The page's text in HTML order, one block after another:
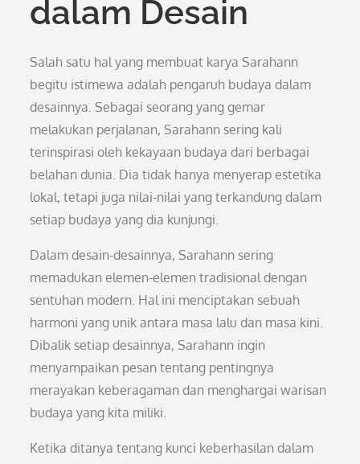
dalam Desain
Salah satu hal yang membuat karya Sarahann
begitu istimewa adalah pengaruh budaya dalam
desainnya. Sebagai seorang yang gemar
melakukan perjalanan, Sarahann sering kali
terinspirasi oleh kekayaan budaya dari berbagai
belahan dunia. Dia tidak hanya menyerap estetika
lokal, tetapi juga nilai-nilai yang terkandung dalam
setiap budaya yang dia kunjungi.
Dalam desain-desainnya, Sarahann sering
memadukan elemen-elemen tradisional dengan
sentuhan modern. Hal ini menciptakan sebuah
harmoni yang unik antara masa lalu dan masa kini.
Dibalik setiap desainnya, Sarahann ingin
menyampaikan pesan tentang pentingnya
merayakan keberagaman dan menghargai warisan
budaya yang kita miliki.
Ketika ditanya tentang kunci keberhasilan dalam